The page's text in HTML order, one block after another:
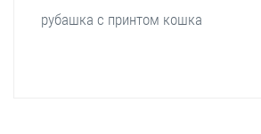
рубашка с принтом кошка